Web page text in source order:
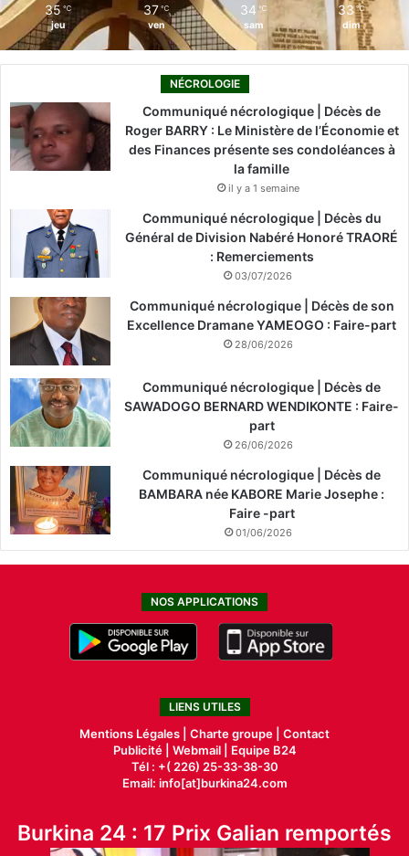
35 ℃
jeu
37 ℃
ven
34 ℃
sam
33 ℃
dim
NÉCROLOGIE
Communiqué nécrologique | Décès de
Roger BARRY : Le Ministère de l’Économie et
des Finances présente ses condoléances à
la famille
il y a 1 semaine
Communiqué nécrologique | Décès du
Général de Division Nabéré Honoré TRAORÉ
: Remerciements
03/07/2026
Communiqué nécrologique | Décès de son
Excellence Dramane YAMEOGO : Faire-part
28/06/2026
Communiqué nécrologique | Décès de
SAWADOGO BERNARD WENDIKONTE : Faire-
part
26/06/2026
Communiqué nécrologique | Décès de
BAMBARA née KABORE Marie Josephe :
Faire -part
01/06/2026
NOS APPLICATIONS
LIENS UTILES
Mentions Légales | Charte groupe | Contact
Publicité| Webmail |
Equipe B24
Tél : +( 226) 25-33-38-30
Email: info[at]burkina24.com
Burkina 24 : 17 Prix Galian remportés